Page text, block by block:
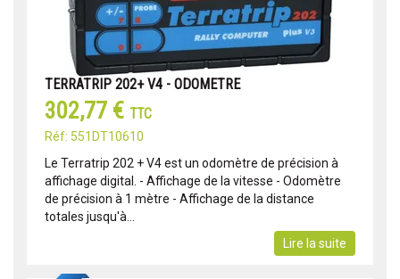
TERRATRIP 202+ V4 - ODOMETRE
302,77 € TTC
Réf: 551DT10610
Le Terratrip 202 + V4 est un odomètre de précision à
affichage digital. - Affichage de la vitesse - Odomètre
de précision à 1 mètre - Affichage de la distance
totales jusqu'à...
Lire la suite